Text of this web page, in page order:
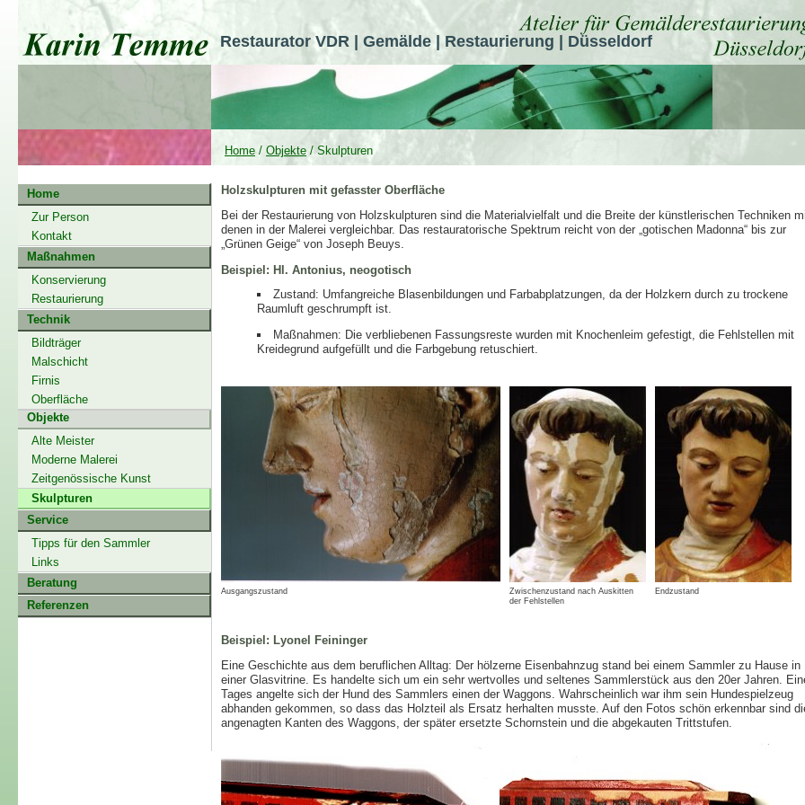
Home
Zur Person
Kontakt
Maßnahmen
Konservierung
Restaurierung
Technik
Bildträger
Malschicht
Firnis
Oberfläche
Objekte
Alte Meister
Moderne Malerei
Zeitgenössische Kunst
Skulpturen
Service
Tipps für den Sammler
Links
Beratung
Referenzen
Holzskulpturen mit gefasster Oberfläche
Bei der Restaurierung von Holzskulpturen sind die Materialvielfalt und die Breite der künstlerischen Techniken
denen in der Malerei vergleichbar. Das restauratorische Spektrum reicht von der „gotischen Madonna“ bis zur
„Grünen Geige“ von Joseph Beuys.
Beispiel: Hl. Antonius, neogotisch
Zustand: Umfangreiche Blasenbildungen und Farbabplatzungen, da der Holzkern durch zu trockene
Raumluft geschrumpft ist.
Maßnahmen: Die verbliebenen Fassungsreste wurden mit Knochenleim gefestigt, die Fehlstellen mit
Kreidegrund aufgefüllt und die Farbgebung retuschiert.
Ausgangszustand
Zwischenzustand nach Auskitten
der Fehlstellen
Endzustand
Beispiel: Lyonel Feininger
Eine Geschichte aus dem beruflichen Alltag: Der hölzerne Eisenbahnzug stand bei einem Sammler zu Hause in
einer Glasvitrine. Es handelte sich um ein sehr wertvolles und seltenes Sammlerstück aus den 20er Jahren.
Tages angelte sich der Hund des Sammlers einen der Waggons. Wahrscheinlich war ihm sein Hundespielzeug
abhanden gekommen, so dass das Holzteil als Ersatz herhalten musste. Auf den Fotos schön erkennbar sind
angenagten Kanten des Waggons, der später ersetzte Schornstein und die abgekauten Trittstufen.
Restaurator VDR | Gemälde | Restaurierung | Düsseldorf
Home / Objekte / Skulpturen